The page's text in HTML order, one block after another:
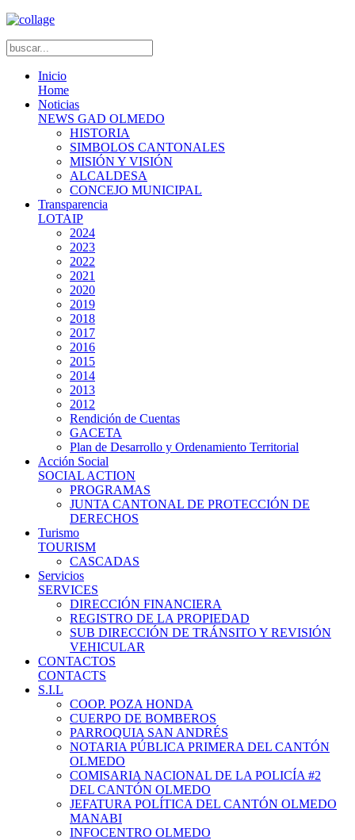
Inicio
Home
Noticias
NEWS GAD OLMEDO
HISTORIA
SIMBOLOS CANTONALES
MISIÓN Y VISIÓN
ALCALDESA
CONCEJO MUNICIPAL
Transparencia
LOTAIP
2024
2023
2022
2021
2020
2019
2018
2017
2016
2015
2014
2013
2012
Rendición de Cuentas
GACETA
Plan de Desarrollo y Ordenamiento Territorial
Acción Social
SOCIAL ACTION
PROGRAMAS
JUNTA CANTONAL DE PROTECCIÓN DE
DERECHOS
Turismo
TOURISM
CASCADAS
Servicios
SERVICES
DIRECCIÓN FINANCIERA
REGISTRO DE LA PROPIEDAD
SUB DIRECCIÓN DE TRÁNSITO Y REVISIÓN
VEHICULAR
CONTACTOS
CONTACTS
S.I.L
COOP. POZA HONDA
CUERPO DE BOMBEROS
PARROQUIA SAN ANDRÉS
NOTARIA PÚBLICA PRIMERA DEL CANTÓN
OLMEDO
COMISARIA NACIONAL DE LA POLICÍA #2
DEL CANTÓN OLMEDO
JEFATURA POLÍTICA DEL CANTÓN OLMEDO
MANABI
INFOCENTRO OLMEDO